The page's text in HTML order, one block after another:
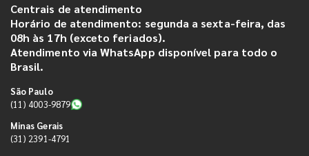
Centrais de atendimento
Horário de atendimento: segunda a sexta-feira, das
08h às 17h (exceto feriados).
Atendimento via WhatsApp disponível para todo o
Brasil.
São Paulo
(11) 4003-9879
Minas Gerais
(31) 2391-4791